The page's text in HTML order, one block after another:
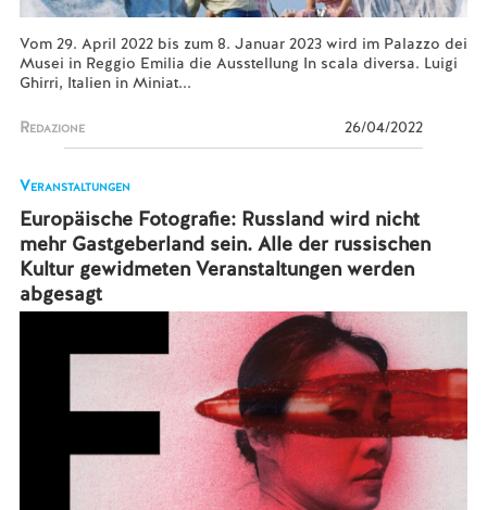
Vom 29. April 2022 bis zum 8. Januar 2023 wird im Palazzo dei
Musei in Reggio Emilia die Ausstellung In scala diversa. Luigi
Ghirri, Italien in Miniat...
Redazione 26/04/2022
Veranstaltungen
Europäische Fotografie: Russland wird nicht
mehr Gastgeberland sein. Alle der russischen
Kultur gewidmeten Veranstaltungen werden
abgesagt